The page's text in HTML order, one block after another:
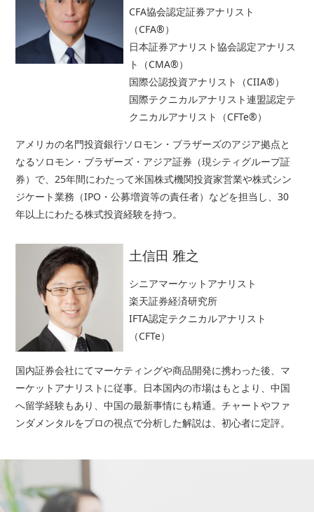
CFA協会認定証券アナリスト
（CFA®）
日本証券アナリスト協会認定アナリス
ト（CMA®）
国際公認投資アナリスト（CIIA®）
国際テクニカルアナリスト連盟認定テ
クニカルアナリスト（CFTe®）
アメリカの名門投資銀行ソロモン・ブラザーズのアジア拠点と
なるソロモン・ブラザーズ・アジア証券（現シティグループ証
券）で、25年間にわたって米国株式機関投資家営業や株式シン
ジケート業務（IPO・公募増資等の責任者）などを担当し、30
年以上にわたる株式投資経験を持つ。
土信田 雅之
シニアマーケットアナリスト
楽天証券経済研究所
IFTA認定テクニカルアナリスト
（CFTe）
国内証券会社にてマーケティングや商品開発に携わった後、マ
ーケットアナリストに従事。日本国内の市場はもとより、中国
へ留学経験もあり、中国の最新事情にも精通。チャートやファ
ンダメンタルをプロの視点で分析した解説は、初心者に定評。